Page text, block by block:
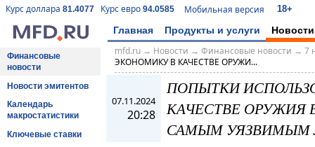
Курс доллара 81.4077 Курс евро 94.0585 Мобильная версия 18+
Главная Продукты и услуги Новости
Финансовые
новости
Новости эмитентов
Календарь
макростатистики
Ключевые ставки
mfd.ru→ Новости → Финансовые новости → 7
ЭКОНОМИКУ В КАЧЕСТВЕ ОРУЖИ...
07.11.2024
20:28
ПОПЫТКИ
КАЧЕСТВЕ ОРУЖИЯ
САМЫМ УЯЗВИМЫМ